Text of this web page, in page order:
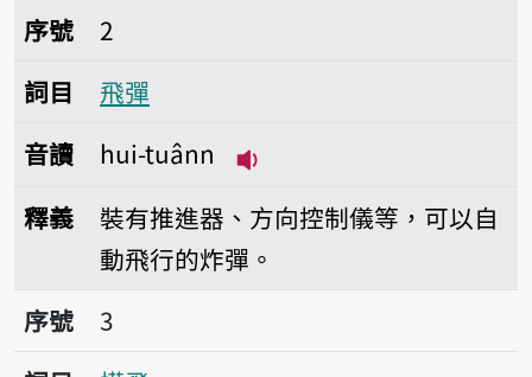
序號2飛彈
序號
2
詞目
飛彈
音讀
hui-tuânn
釋義
裝有推進器、方向控制儀等，可以自
動飛行的炸彈。
序號3摸飛
序號
3